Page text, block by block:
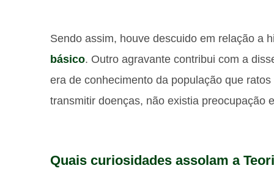
Sendo assim, houve descuido em relação a
básico. Outro agravante contribui com a
era de conhecimento da população que
transmitir doenças, não existia preocupação
Quais curiosidades assolam a